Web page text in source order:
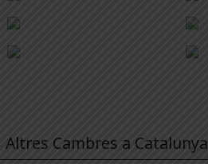
Altres Cambres a Catalunya